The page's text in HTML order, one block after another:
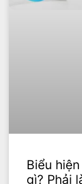
Biểu
gì? Phải